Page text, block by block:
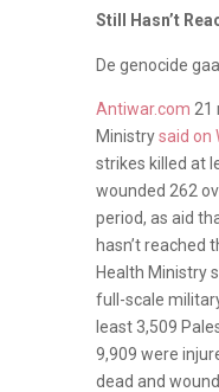
Still Hasn’t
De genocide
Antiwar.com 21
Ministrysaid on
strikes killed at
wounded 262
period, as aid
hasn’t reached
Health Ministry
full-scale
least 3,509
9,909 were
dead and